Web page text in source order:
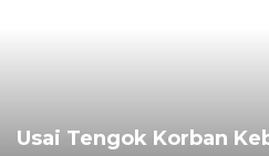
Usai Tengok Korban